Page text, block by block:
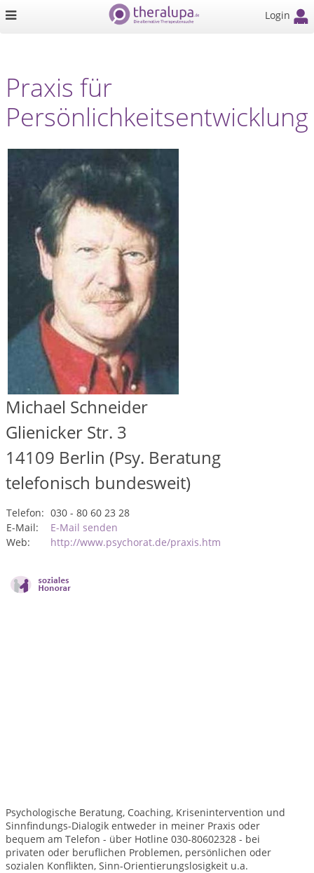
Login
Praxis für
Persönlichkeitsentwicklung
Michael Schneider
Glienicker Str. 3
14109 Berlin (Psy. Beratung
telefonisch bundesweit)
Telefon: 030 - 80 60 23 28
E-Mail:
E-Mail senden
Web:
http://www.psychorat.de/praxis.htm
Psychologische Beratung, Coaching, Krisenintervention und
Sinnfindungs-Dialogik entweder in meiner Praxis oder
bequem am Telefon - über Hotline 030-80602328 - bei
privaten oder beruflichen Problemen, persönlichen oder
sozialen Konflikten, Sinn-Orientierungslosigkeit u.a.